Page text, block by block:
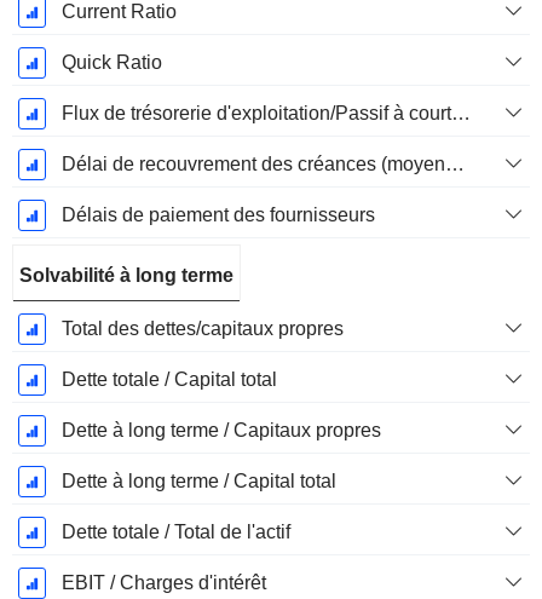
Current Ratio
Quick Ratio
Flux de trésorerie d'exploitation/Passif à court terme
Délai de recouvrement des créances (moyenne des créances)
Délais de paiement des fournisseurs
Solvabilité à long terme
Total des dettes/capitaux propres
Dette totale / Capital total
Dette à long terme / Capitaux propres
Dette à long terme / Capital total
Dette totale / Total de l'actif
EBIT / Charges d'intérêt